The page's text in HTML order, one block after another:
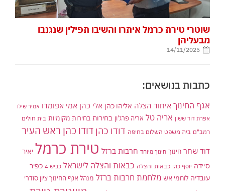
שוטרי טירת כרמל איתרו והשיבו תפילין שנגנבו
מבעליהן
14/11/2025
כתבות בנושאים:
אגף החינוך איחוד הצלה אליהו כהן אלי כהן אמי אפומדו אמיר שילו
אפרת דוד ששון אריה טל אריה פרג'ון בחירות בחירות מקומיות בית חולים
רמב"ם בית משפט השלום בחיפה דודו כהן דודו כהן ראש העיר
דוד שחר חינוך חינוך מיוחד חרבות ברזל טירת כרמל יאיר
סיידה יוסף כהן כבאות והצלה כבאות והצלה לישראל כביש 4
כפיר
עובדיה לוחמי אש מלחמת חרבות ברזל מנהל אגף החינוך ציון סודרי